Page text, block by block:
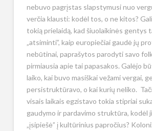
nebuvo pagrįstas slapstymusi nuo
verčia klausti: kodėl tos, o ne kitos?
tokią prielaidą, kad šiuolaikinės gentys
„atsiminti”, kaip europiečiai gaudė jų
nebūtinai, paprašytos parodyti savo
pirmiausia apie tai papasakos. Galėjo
laiko, kai buvo masiškai vežami vergai,
persistruktūravo, o kai kurių neliko.
visais laikais egzistavo tokia stipriai
gaudymo ir pardavimo struktūra, kodėl
„įsipiešė” į kultūrinius papročius?